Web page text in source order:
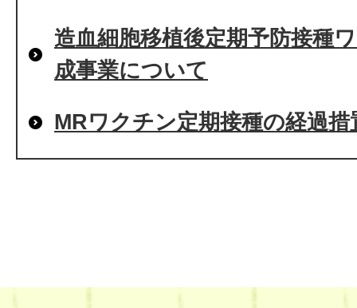
造血細胞移植後定期予防接種
成事業について
MRワクチン定期接種の経過